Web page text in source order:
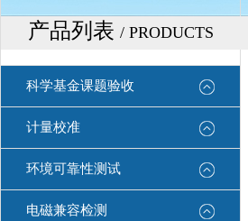
产品列表 / PRODUCTS
科学基金课题验收
计量校准
环境可靠性测试
电磁兼容检测